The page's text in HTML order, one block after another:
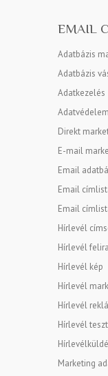
EMAIL
Adatbázis
Adatbázis
Adatkezelés
Adatvédelem
Direkt
E-mail
Email
Email
Email
Hírlevél
Hírlevél
Hírlevél kép
Hírlevél
Hírlevél
Hírlevél teszt
Marketing